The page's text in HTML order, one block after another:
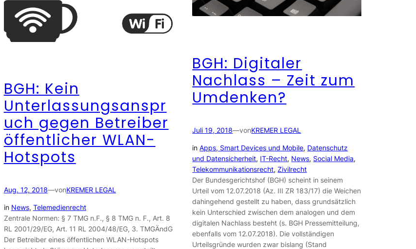
BGH: Kein
Unterlassungsanspr
uch gegen Betreiber
öffentlicher WLAN-
Hotspots
Aug. 12, 2018—vonKREMER LEGAL
in News, Telemedienrecht
Zentrale Normen: § 7 TMG n.F., § 8 TMG n. F., Art. 8
RL 2001/29/EG, Art. 11 RL 2004/48/EG, 3. TMGÄndG
Der Betreiber eines öffentlichen WLAN-Hotspots
BGH: Digitaler
Nachlass – Zeit zum
Umdenken?
Juli 19, 2018—vonKREMER LEGAL
inApps, Smart Devices und Mobile, Datenschutz
und Datensicherheit, IT-Recht, News, Social Media
Telekommunikationsrecht, Zivilrecht
Der Bundesgerichtshof (BGH) scheint in seinem
Urteil vom 12.07.2018 (Az. III ZR 183/17) die Weichen
dahingehend gestellt zu haben, dass grundsätzlich
kein Unterschied zwischen dem analogen und dem
digitalen Nachlass besteht (s. BGH Pressemitteilung,
ebenfalls vom 12.07.2018). Die vollständigen
Urteilsgründe wurden zwar bislang (Stand